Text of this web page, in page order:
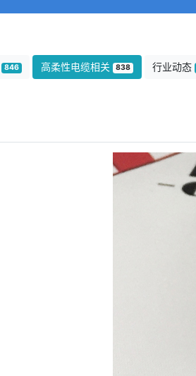
846 高柔性电缆相关 838 行业动态